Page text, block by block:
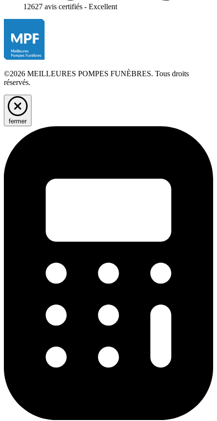
12627 avis certifiés - Excellent
©2026 MEILLEURES POMPES FUNÈBRES. Tous droits
réservés.
fermer